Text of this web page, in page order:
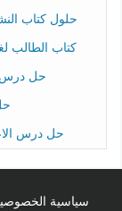
حلول كتاب
كتاب الطالب لغة
حل درس
حل درس
سياسية